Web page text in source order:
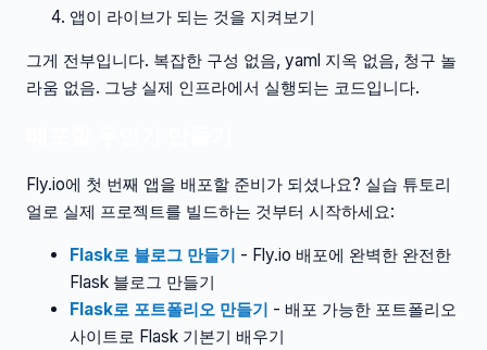
앱이 라이브가 되는 것을 지켜보기
그게 전부입니다. 복잡한 구성 없음, yaml 지옥 없음, 청구 놀
라움 없음. 그냥 실제 인프라에서 실행되는 코드입니다.
Fly.io에 첫 번째 앱을 배포할 준비가 되셨나요? 실습 튜토리
얼로 실제 프로젝트를 빌드하는 것부터 시작하세요:
Flask로 블로그 만들기 - Fly.io 배포에 완벽한 완전한
Flask 블로그 만들기
Flask로 포트폴리오 만들기 - 배포 가능한 포트폴리오
사이트로 Flask 기본기 배우기